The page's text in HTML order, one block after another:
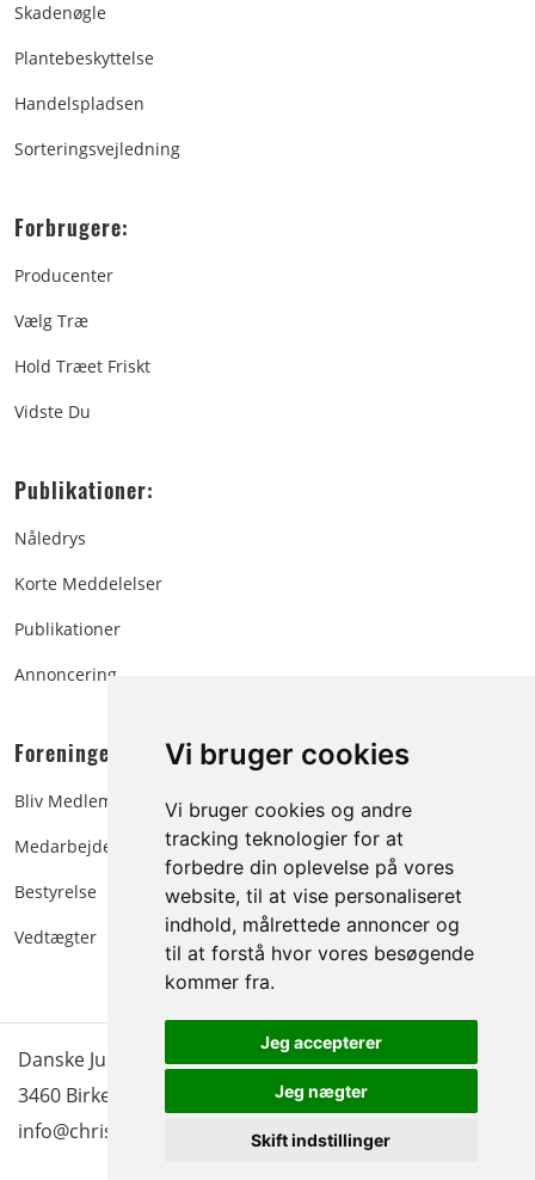
Vi bruger cookies
Vi bruger cookies og andre
tracking teknologier for at
forbedre din oplevelse på vores
website, til at vise personaliseret
indhold, målrettede annoncer og
til at forstå hvor vores besøgende
kommer fra.
Jeg accepterer
Jeg nægter
Skift indstillinger
Skadenøgle
Plantebeskyttelse
Handelspladsen
Sorteringsvejledning
Forbrugere:
Producenter
Vælg Træ
Hold Træet Friskt
Vidste Du
Publikationer:
Nåledrys
Korte Meddelelser
Publikationer
Annoncering
Foreningen:
Bliv Medlem
Medarbejdere
Bestyrelse
Vedtægter
Danske Juletræer - træer & grønt | Blokken 15 | DK-
3460 Birkerød |
Tlf.: 45 35 24 12|
info@christmastree.dk